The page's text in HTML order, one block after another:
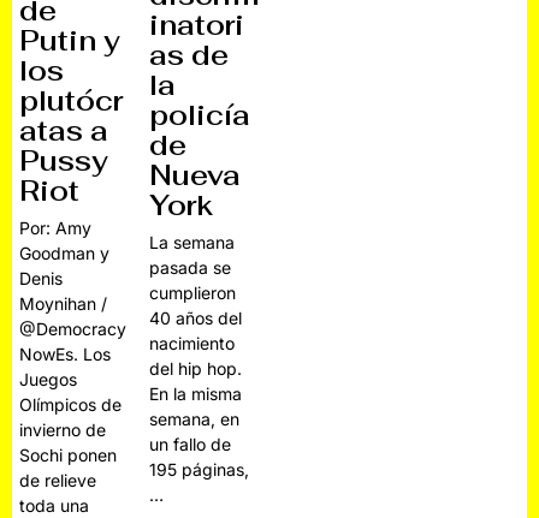
de
Putin y
los
plutócr
atas a
Pussy
Riot
Por: Amy
Goodman y
Denis
Moynihan /
@Democracy
NowEs. Los
Juegos
Olímpicos de
invierno de
Sochi ponen
de relieve
toda una
inatori
as de
la
policía
de
Nueva
York
La semana
pasada se
cumplieron
40 años del
nacimiento
del hip hop.
En la misma
semana, en
un fallo de
195 páginas,
…